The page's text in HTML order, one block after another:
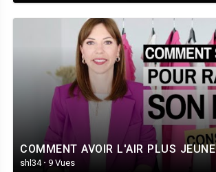
COMMENT AVOIR L'AIR PLUS JEUNE
shl34 · 9 Vues